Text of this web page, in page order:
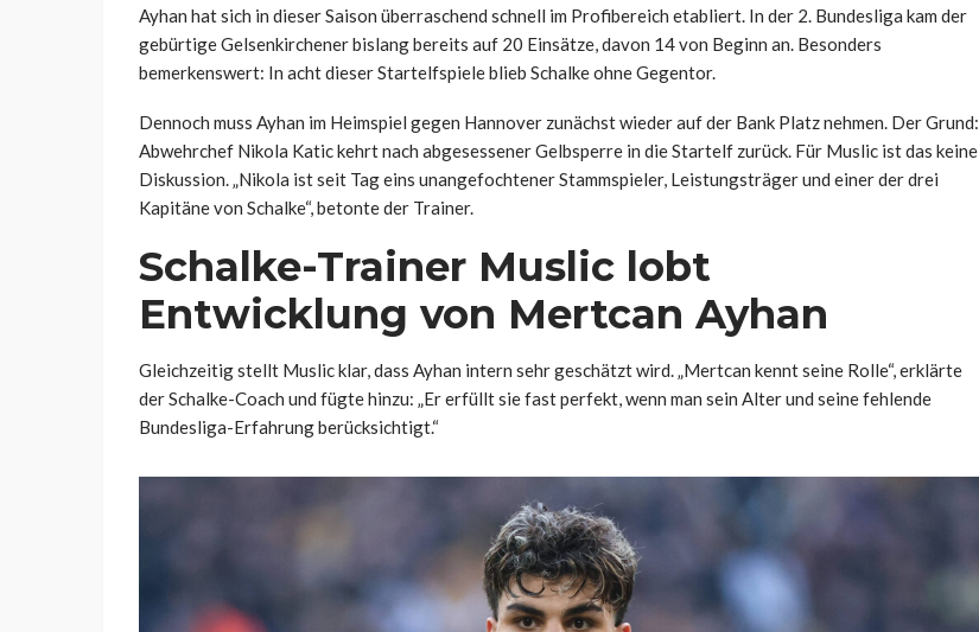
Ayhan hat sich in dieser Saison überraschend schnell im Profibereich etabliert. In der 2. Bundesliga kam der
gebürtige Gelsenkirchener bislang bereits auf 20 Einsätze, davon 14 von Beginn an. Besonders
bemerkenswert: In acht dieser Startelfspiele blieb Schalke ohne Gegentor.
Dennoch muss Ayhan im Heimspiel gegen Hannover zunächst wieder auf der Bank Platz nehmen. Der Grund:
Abwehrchef Nikola Katic kehrt nach abgesessener Gelbsperre in die Startelf zurück. Für Muslic ist das keine
Diskussion. „Nikola ist seit Tag eins unangefochtener Stammspieler, Leistungsträger und einer der drei
Kapitäne von Schalke“, betonte der Trainer.
Schalke-Trainer Muslic lobt
Entwicklung von Mertcan Ayhan
Gleichzeitig stellt Muslic klar, dass Ayhan intern sehr geschätzt wird. „Mertcan kennt seine Rolle“, erklärte
der Schalke-Coach und fügte hinzu: „Er erfüllt sie fast perfekt, wenn man sein Alter und seine fehlende
Bundesliga-Erfahrung berücksichtigt.“